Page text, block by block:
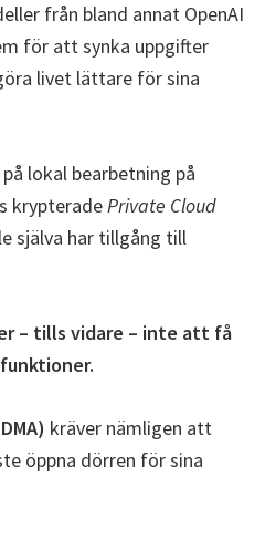
från bland annat OpenAI
för att synka uppgifter
livet lättare för sina
lokal bearbetning på
krypteradePrivate Cloud
själva har tillgång till
– tills vidare – inte att få
kräver nämligen att
öppna dörren för sina